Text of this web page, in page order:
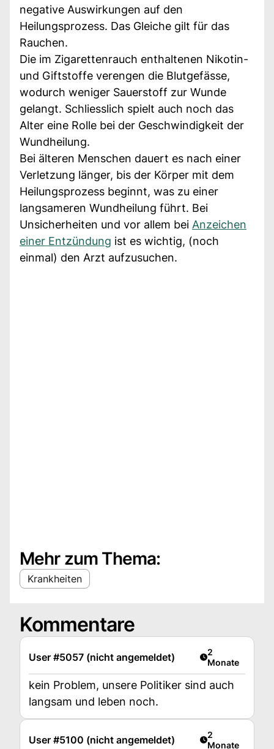
negative Auswirkungen auf den
Heilungsprozess. Das Gleiche gilt für das
Rauchen.
Die im Zigarettenrauch enthaltenen Nikotin-
und Giftstoffe verengen die Blutgefässe,
wodurch weniger Sauerstoff zur Wunde
gelangt. Schliesslich spielt auch noch das
Alter eine Rolle bei der Geschwindigkeit der
Wundheilung.
Bei älteren Menschen dauert es nach einer
Verletzung länger, bis der Körper mit dem
Heilungsprozess beginnt, was zu einer
langsameren Wundheilung führt. Bei
Unsicherheiten und vor allem bei Anzeichen
einer Entzündung ist es wichtig, (noch
einmal) den Arzt aufzusuchen.
Mehr zum Thema:
Krankheiten
Kommentare
User #5057 (nicht angemeldet) Artikel
2
Monate
kein Problem, unsere Politiker sind auch
langsam und leben noch.
User #5100 (nicht angemeldet) Artikel
2
Monate